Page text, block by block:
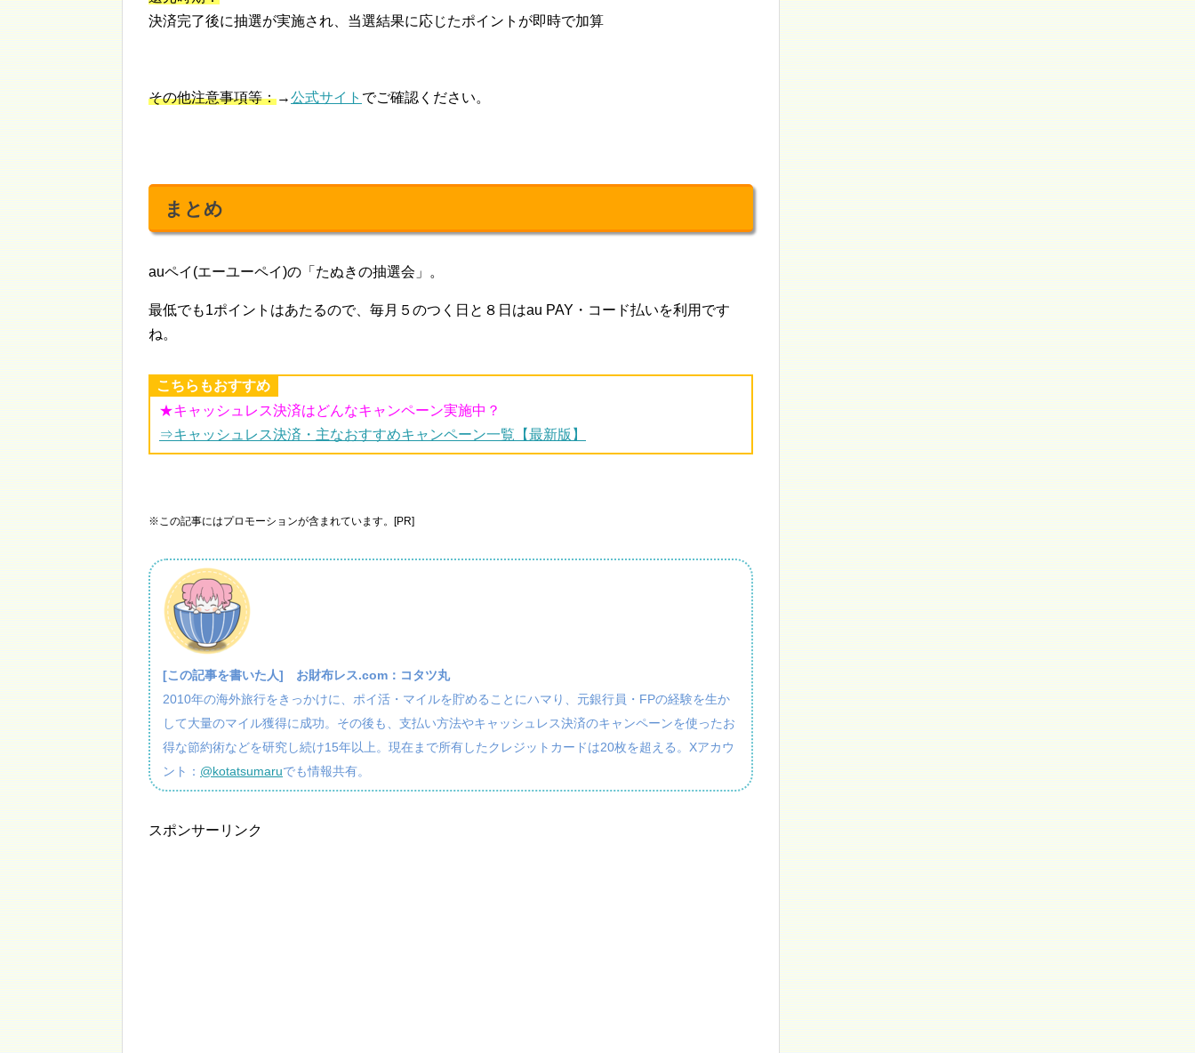
決済完了後に抽選が実施され、当選結果に応じたポイントが即時で加算
その他注意事項等：→公式サイト でご確認ください。
まとめ
auペイ(エーユーペイ)の「たぬきの抽選会」。
最低でも1ポイントはあたるので、毎月５のつく日と８日はau PAY・コード払いを利用です
ね。
こちらもおすすめ
★キャッシュレス決済はどんなキャンペーン実施中？
⇒キャッシュレス決済・主なおすすめキャンペーン一覧【最新版】
※この記事にはプロモーションが含まれています。[PR]
[この記事を書いた人] お財布レス.com：コタツ丸
2010年の海外旅行をきっかけに、ポイ活・マイルを貯めることにハマり、元銀行員・FPの経験を生か
して大量のマイル獲得に成功。その後も、支払い方法やキャッシュレス決済のキャンペーンを使ったお
得な節約術などを研究し続け15年以上。現在まで所有したクレジットカードは20枚を超える。Xアカウ
ント： @kotatsumaruでも情報共有。
スポンサーリンク